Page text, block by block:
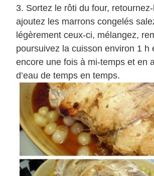
Sortez le rôti du four,
ajoutez les marrons congelés
légèrement ceux-ci, mélangez,
poursuivez la cuisson environ 1 h
encore une fois à mi-temps et en
d’eau de temps en temps.